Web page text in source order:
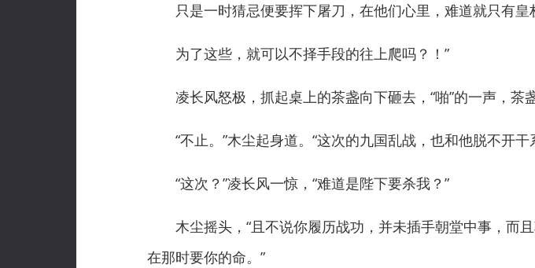
只是一时猜忌便要挥下屠刀，在他们心里，难道就只有皇
为了这些，就可以不择手段的往上爬吗？！”
凌长风怒极，抓起桌上的茶盏向下砸去，“啪”的一声，茶盏
“不止。”木尘起身道。“这次的九国乱战，也和他脱不开干
“这次？”凌长风一惊，“难道是陛下要杀我？”
木尘摇头，“且不说你履历战功，并未插手朝堂中事，而
在那时要你的命。”